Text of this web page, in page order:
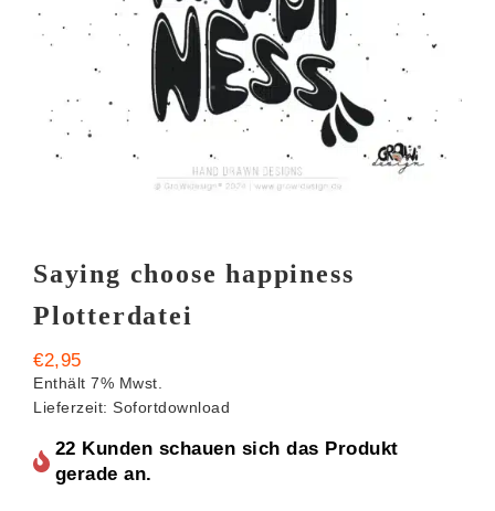
Saying choose happiness
Plotterdatei
€2,95
Enthält 7% Mwst.
Lieferzeit: Sofortdownload
22 Kunden schauen sich das Produkt
gerade an.